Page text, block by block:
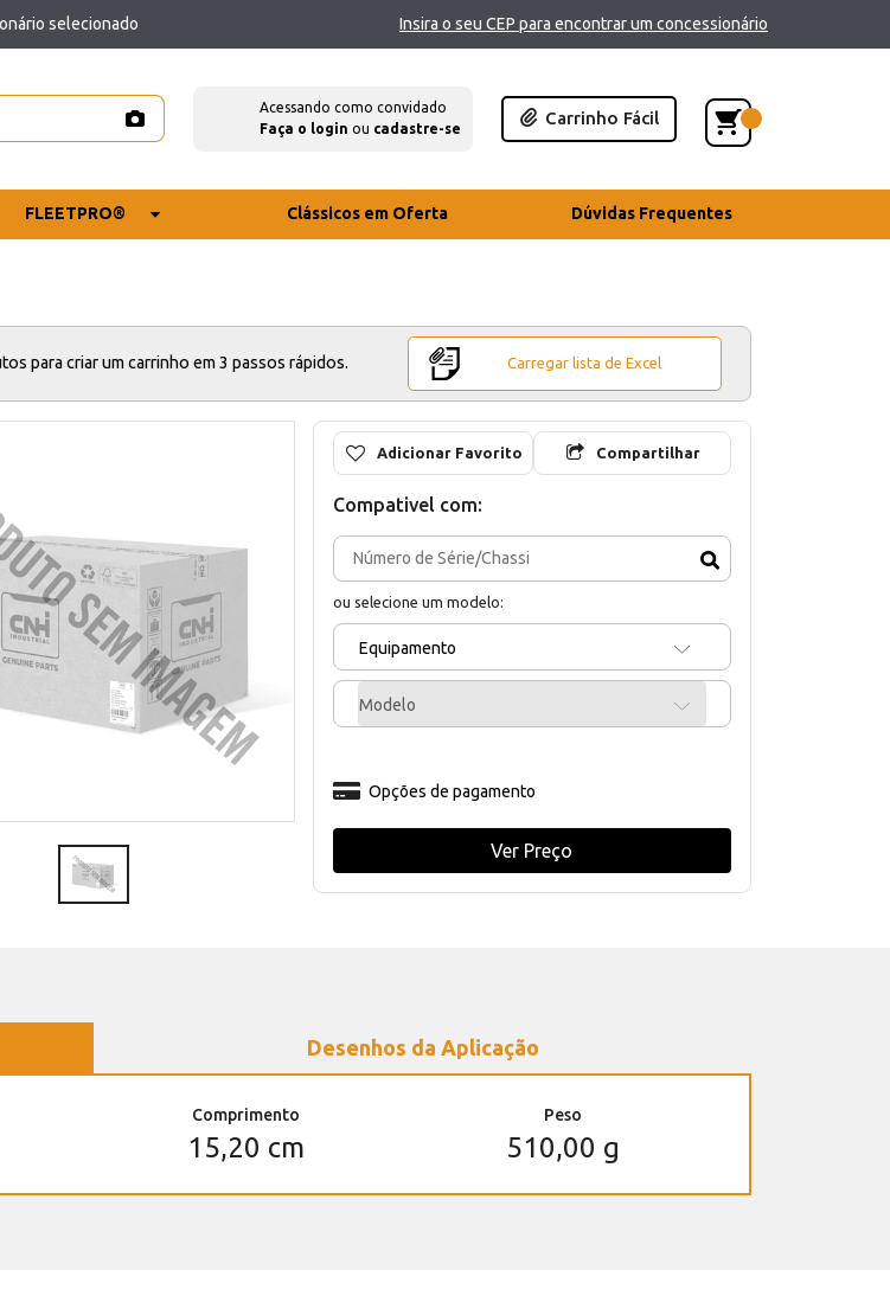
selecionado Insira o seu CEP para encontrar um concessionário
Acessando como convidado
Faça o login ou cadastre-se
Carrinho Fácil
FLEETPRO® Clássicos em Oferta Dúvidas Frequentes
para criar um carrinho em 3 passos rápidos. Carregar lista de Excel
Adicionar Favorito Compartilhar
Compativel com:
ou selecione um modelo:
Equipamento
Modelo
Opções de pagamento
Ver Preço
Desenhos da Aplicação
Comprimento
15,20 cm
Peso
510,00 g